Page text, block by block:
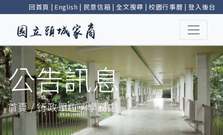
回首頁 | English | 民意信箱 |全文搜尋 | 校園行事曆 |登入後台
公告訊息
首頁 / 行政單位 / 學務處